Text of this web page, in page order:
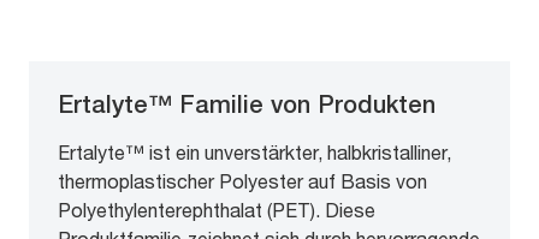
Ertalyte™ Familie von Produkten
Ertalyte™ ist ein unverstärkter, halbkristalliner,
thermoplastischer Polyester auf Basis von
Polyethylenterephthalat (PET). Diese